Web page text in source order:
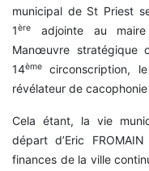
municipal de St Priest
1ère
adjointe au
Manœuvre stratégique
14ème
circonscription,
révélateur de
Cela étant, la vie
départ d’Eric
finances de la ville